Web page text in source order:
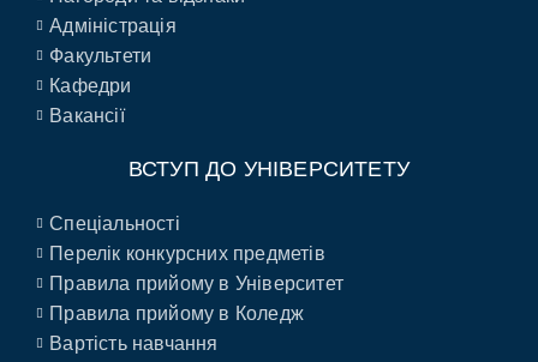
Адміністрація
Факультети
Кафедри
Вакансії
ВСТУП ДО УНІВЕРСИТЕТУ
Спеціальності
Перелік конкурсних предметів
Правила прийому в Університет
Правила прийому в Коледж
Вартість навчання